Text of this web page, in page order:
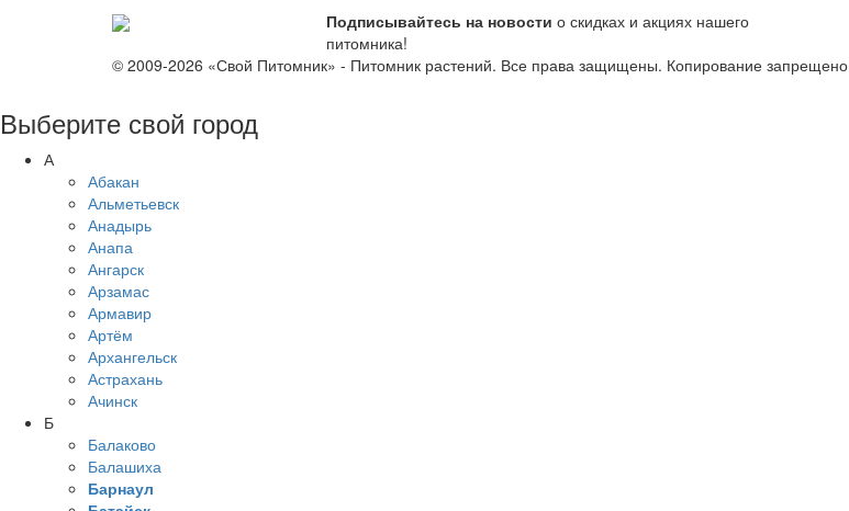
Подписывайтесь на новости о скидках и акциях нашего
питомника!
© 2009-2026 «Свой Питомник» - Питомник растений. Все права защищены. Копирование запрещено
Выберите свой город
А
Абакан
Альметьевск
Анадырь
Анапа
Ангарск
Арзамас
Армавир
Артём
Архангельск
Астрахань
Ачинск
Б
Балаково
Балашиха
Барнаул